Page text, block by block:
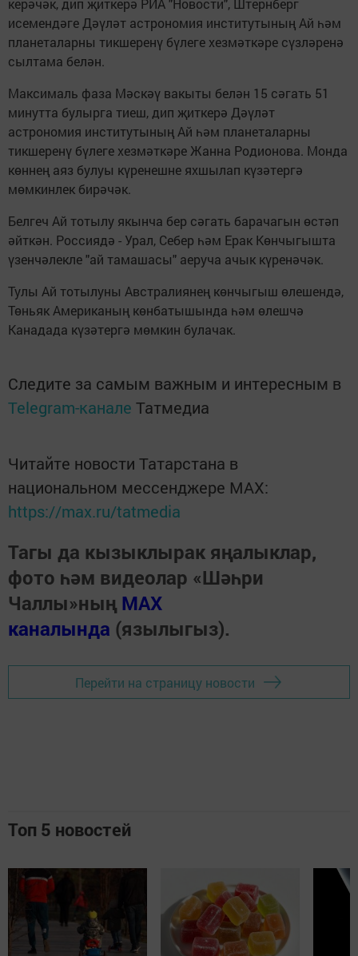
керәчәк, дип җиткерә РИА "Новости", Штернберг
исемендәге Дәүләт астрономия институтының Ай һәм
планеталарны тикшеренү бүлеге хезмәткәре сүзләренә
сылтама белән.
Максималь фаза Мәскәү вакыты белән 15 сәгать 51
минутта булырга тиеш, дип җиткерә Дәүләт
астрономия институтының Ай һәм планеталарны
тикшеренү бүлеге хезмәткәре Жанна Родионова. Монда
көннең аяз булуы күренешне яхшылап күзәтергә
мөмкинлек бирәчәк.
Белгеч Ай тотылу якынча бер сәгать барачагын өстәп
әйткән. Россиядә - Урал, Себер һәм Ерак Көнчыгышта
үзенчәлекле "ай тамашасы" аеруча ачык күренәчәк.
Тулы Ай тотылуны Австралиянең көнчыгыш өлешендә,
Төньяк Американың көнбатышында һәм өлешчә
Канадада күзәтергә мөмкин булачак.
Следите за самым важным и интересным в
Telegram-канале Татмедиа
Читайте новости Татарстана в
национальном мессенджере MАХ:
https://max.ru/tatmedia
Тагы да кызыклырак яңалыклар,
фото һәм видеолар «Шәһри
Чаллы»ның MAX
каналында (язылыгыз).
Перейти на страницу новости
Топ 5 новостей